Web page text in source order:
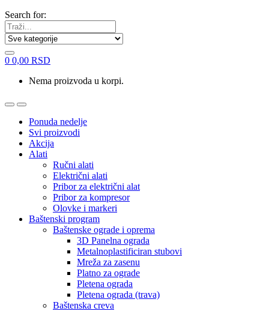
Search for:
0 0,00 RSD
Nema proizvoda u korpi.
Ponuda nedelje
Svi proizvodi
Akcija
Alati
Ručni alati
Električni alati
Pribor za električni alat
Pribor za kompresor
Olovke i markeri
Baštenski program
Baštenske ograde i oprema
3D Panelna ograda
Metalnoplastificiran stubovi
Mreža za zasenu
Platno za ograde
Pletena ograda
Pletena ograda (trava)
Baštenska creva